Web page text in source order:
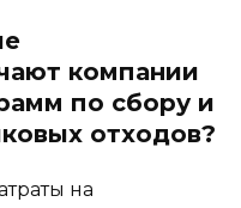
компании
по сбору и
отходов?
на